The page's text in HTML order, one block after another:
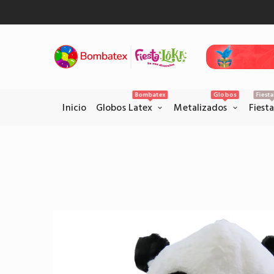
Pagar por PSE
Inicio Globos Latex
Bombatex
Metalizados
Globos
Fiesta